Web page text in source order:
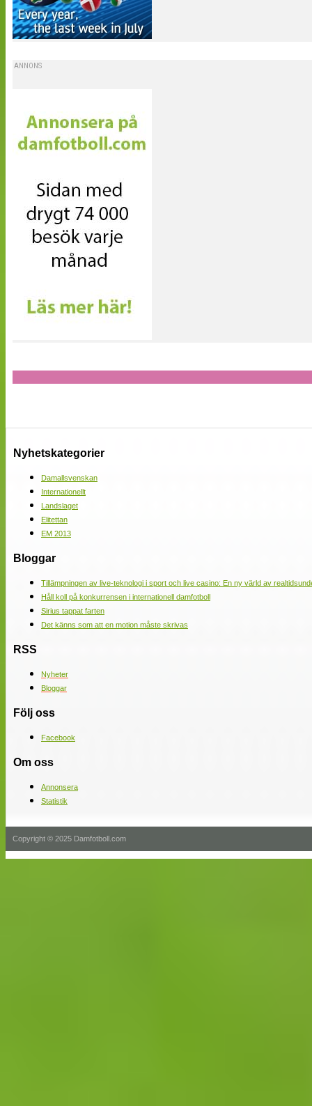
ANNONS
Nyhetskategorier
Damallsvenskan
Internationellt
Landslaget
Elitettan
EM 2013
Bloggar
Tillämpningen av live-teknologi i sport och live casino: En ny värld av
Håll koll på konkurrensen i internationell damfotboll
Sirius tappat farten
Det känns som att en motion måste skrivas
RSS
Nyheter
Bloggar
Följ oss
Facebook
Om oss
Annonsera
Statistik
Copyright © 2025 Damfotboll.com